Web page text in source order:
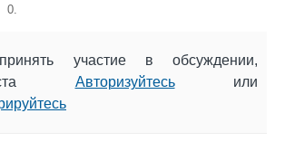
0.
участие в обсуждении,
Авторизуйтесьили